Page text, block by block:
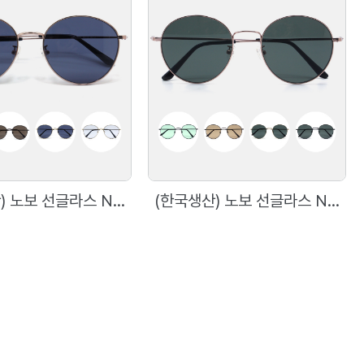
(한국생산) 노보 선글라스 N5002 58사이즈 메탈 원형 선글라스 (한국생산) 노보 선글라스 N5001 54사이즈 메탈 원형 선글라스